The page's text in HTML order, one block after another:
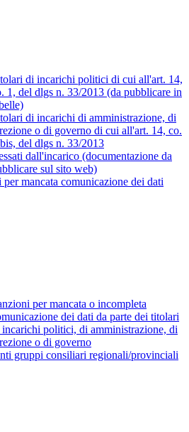
di incarichi politici di cui all'art. 14,
1, del dlgs n. 33/2013 (da pubblicare in
di incarichi di amministrazione, di
o di governo di cui all'art. 14, co.
del dlgs n. 33/2013
dall'incarico (documentazione da
sul sito web)
per mancata comunicazione dei dati
per mancata o incompleta
dei dati da parte dei titolari
politici, di amministrazione, di
o di governo
gruppi consiliari regionali/provinciali